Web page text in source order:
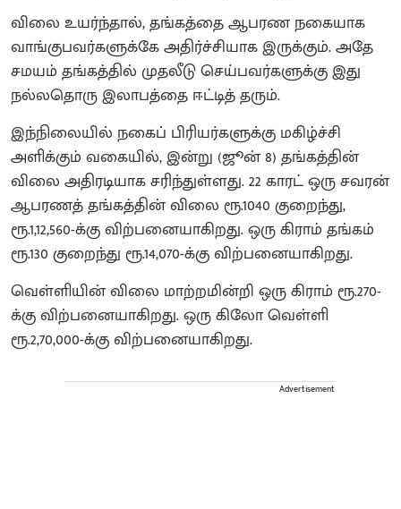
விலை உயர்ந்தால், தங்கத்தை ஆபரண நகையாக
வாங்குபவர்களுக்கே அதிர்ச்சியாக இருக்கும். அதே
சமயம் தங்கத்தில் முதலீடு செய்பவர்களுக்கு இது
நல்லதொரு இலாபத்தை ஈட்டித் தரும்.
இந்நிலையில் நகைப் பிரியர்களுக்கு மகிழ்ச்சி
அளிக்கும் வகையில், இன்று (ஜூன் 8) தங்கத்தின்
விலை அதிரடியாக சரிந்துள்ளது. 22 காரட் ஒரு சவரன்
ஆபரணத் தங்கத்தின் விலை ரூ.1040 குறைந்து,
ரூ.1,12,560-க்கு விற்பனையாகிறது. ஒரு கிராம் தங்கம்
ரூ.130 குறைந்து ரூ.14,070-க்கு விற்பனையாகிறது.
வெள்ளியின் விலை மாற்றமின்றி ஒரு கிராம் ரூ.270-
க்கு விற்பனையாகிறது. ஒரு கிலோ வெள்ளி
ரூ.2,70,000-க்கு விற்பனையாகிறது.
Advertisement